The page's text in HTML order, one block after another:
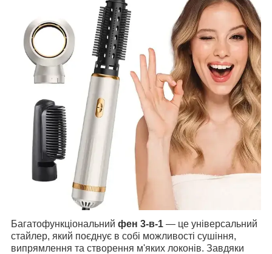
Багатофункціональний фен 3-в-1 — це універсальний
стайлер, який поєднує в собі можливості сушіння,
випрямлення та створення м'яких локонів. Завдяки